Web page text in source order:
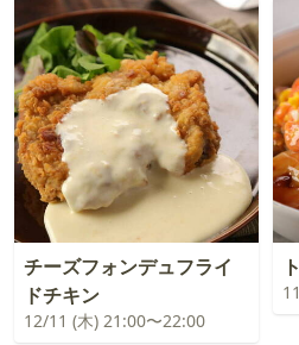
チーズフォンデュフライ
ドチキン
12/11 (木) 21:00〜22:00